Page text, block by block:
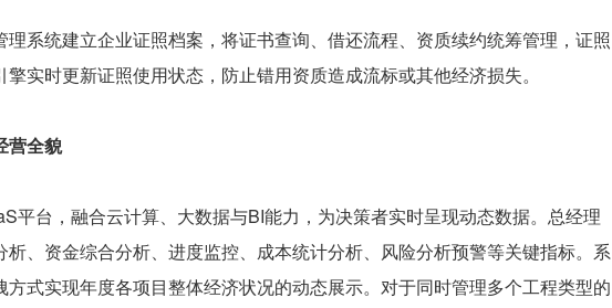
统建立企业证照档案，将证书查询、借还流程、资质续约统筹管理，证照
实时更新证照使用状态，防止错用资质造成流标或其他经济损失。
全貌
台，融合云计算、大数据与BI能力，为决策者实时呈现动态数据。总经理
、资金综合分析、进度监控、成本统计分析、风险分析预警等关键指标。系
式实现年度各项目整体经济状况的动态展示。对于同时管理多个工程类型的